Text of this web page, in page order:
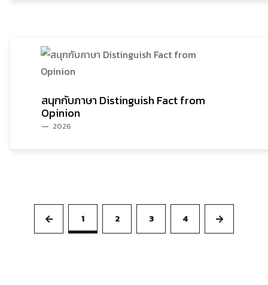
สนุกกับภาษา Distinguish Fact from
Opinion
2026
1 2 3 4